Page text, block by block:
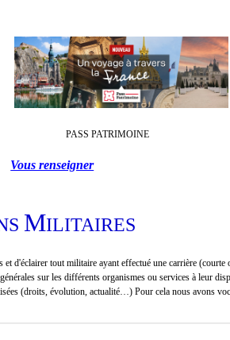
PATRIMOINE
Vous renseigner
MILITAIRES
d'éclairer tout militaire ayant effectué une carrière (courte
sur les différents organismes ou services à leur
(droits, évolution, actualité…) Pour cela nous avons